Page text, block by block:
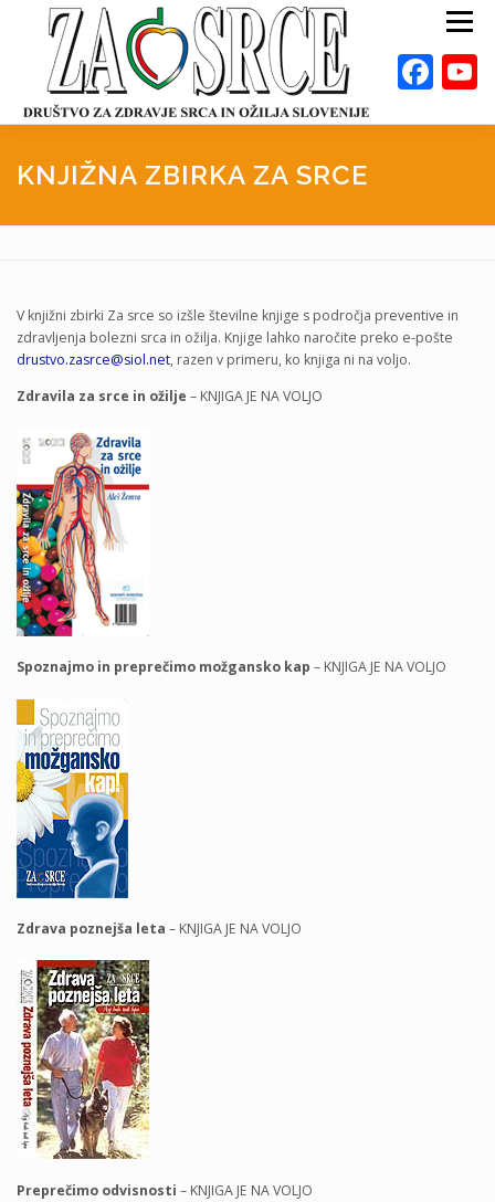
Preskoči
Meni
POSVETOVALNICE PUBLIKACIJE
KNJIŽNA ZBIRKA ZA SRCE
V knjižni zbirki Za srce so izšle številne knjige s področja preventive in
zdravljenja bolezni srca in ožilja. Knjige lahko naročite preko e-pošte
drustvo.zasrce@siol.net, razen v primeru, ko knjiga ni na voljo.
Zdravila za srce in ožilje – KNJIGA JE NA VOLJO
Spoznajmo in preprečimo možgansko kap – KNJIGA JE NA VOLJO
Zdrava poznejša leta – KNJIGA JE NA VOLJO
Preprečimo odvisnosti – KNJIGA JE NA VOLJO